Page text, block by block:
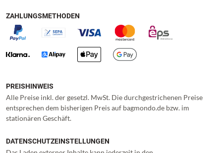
ZAHLUNGSMETHODEN
PREISHINWEIS
Alle Preise inkl. der gesetzl. MwSt. Die durchgestrichenen Preise
entsprechen dem bisherigen Preis auf bagmondo.de bzw. im
stationären Geschäft.
DATENSCHUTZEINSTELLUNGEN